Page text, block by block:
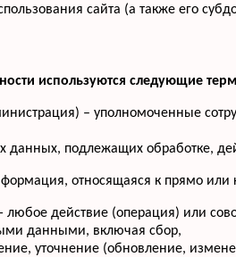
сайта (а также его
используются следующие
– уполномоченные
данных, подлежащих обработке,
относящаяся к прямо или
действие (операция) или
данными, включая сбор,
уточнение (обновление,